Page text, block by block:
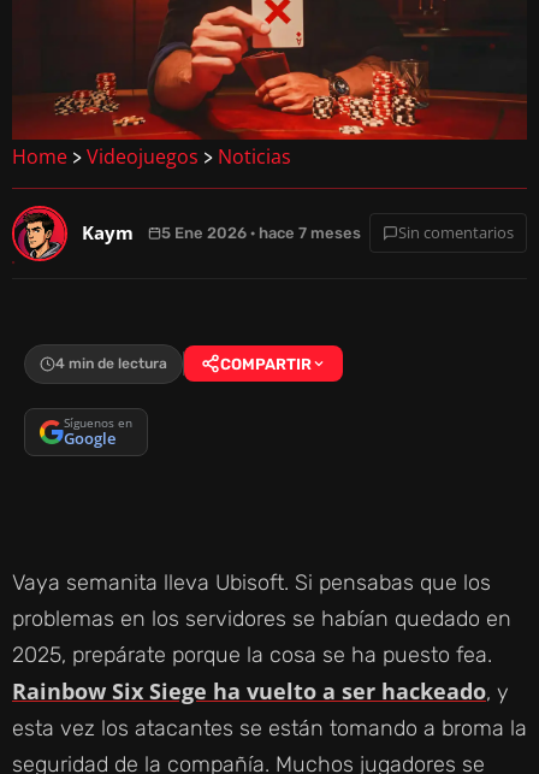
Home > Videojuegos > Noticias
Kaym 5 Ene 2026 · hace 7 meses Sin comentarios
4 min de lectura COMPARTIR
Síguenos en
Google
Vaya semanita lleva Ubisoft. Si pensabas que los
problemas en los servidores se habían quedado en
2025, prepárate porque la cosa se ha puesto fea.
Rainbow Six Siege ha vuelto a ser hackeado, y
esta vez los atacantes se están tomando a broma la
seguridad de la compañía. Muchos jugadores se